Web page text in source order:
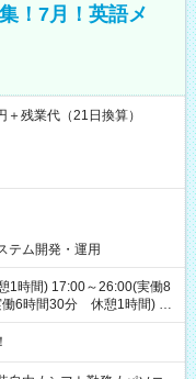
！7月！英語メ
残業代（21日換算）
テム開発・運用
時間) 17:00～26:00(実働8
6時間30分 休憩1時間) ※
を連続で行って頂きます